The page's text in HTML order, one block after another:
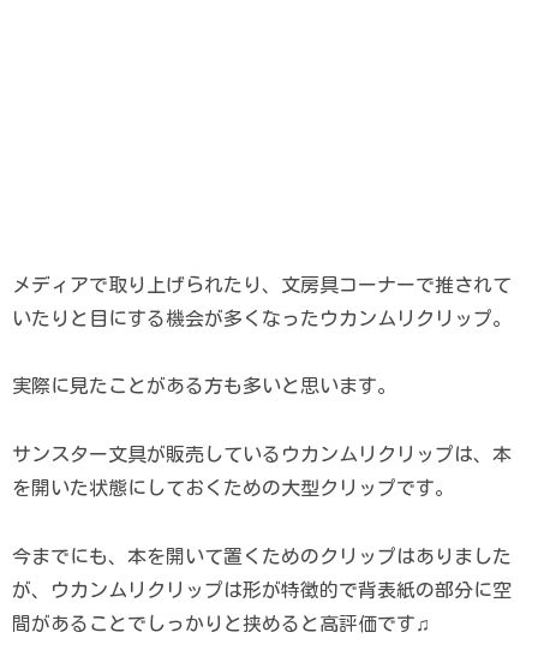
メディアで取り上げられたり、文房具コーナーで推されて
いたりと目にする機会が多くなったウカンムリクリップ。
実際に見たことがある方も多いと思います。
サンスター文具が販売しているウカンムリクリップは、本
を開いた状態にしておくための大型クリップです。
今までにも、本を開いて置くためのクリップはありました
が、ウカンムリクリップは形が特徴的で背表紙の部分に空
間があることでしっかりと挟めると高評価です♫